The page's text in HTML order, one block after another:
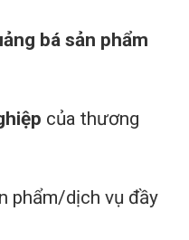
bá sản phẩm
của thương
phẩm/dịch vụ đầy